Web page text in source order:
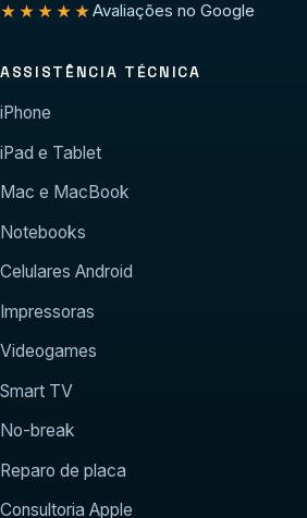
★★★★★Avaliações no Google
ASSISTÊNCIA TÉCNICA
iPhone
iPad e Tablet
Mac e MacBook
Notebooks
Celulares Android
Impressoras
Videogames
Smart TV
No-break
Reparo de placa
Consultoria Apple